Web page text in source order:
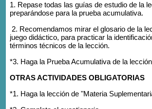
1. Repase todas las guías de estudio de la
preparándose para la prueba acumulativa.
2. Recomendamos mirar el glosario de la
juego didáctico, para practicar la
términos técnicos de la lección.
*3. Haga la Prueba Acumulativa de la
OTRAS ACTIVIDADES OBLIGATORIAS
*1. Haga la lección de "Materia